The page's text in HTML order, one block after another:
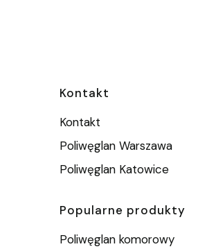
Linki w stopce
Kontakt
Kontakt
Poliwęglan Warszawa
Poliwęglan Katowice
Popularne produkty
Poliwęglan komorowy